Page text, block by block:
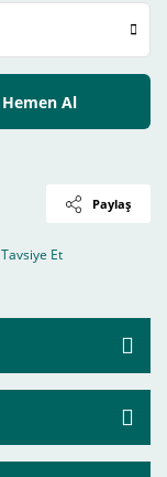
Hemen Al
Paylaş
Tavsiye Et